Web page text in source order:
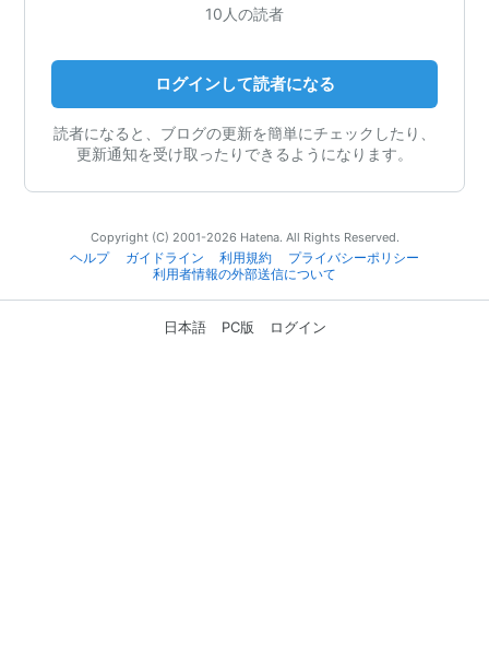
10人の読者
ログインして読者になる
読者になると、ブログの更新を簡単にチェックしたり、
更新通知を受け取ったりできるようになります。
Copyright (C) 2001-2026 Hatena. All Rights Reserved.
ヘルプ
ガイドライン 利用規約
プライバシーポリシー
利用者情報の外部送信について
日本語 PC版 ログイン